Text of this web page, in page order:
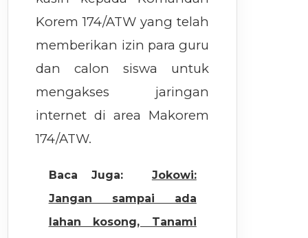
Korem 174/ATW yang telah
memberikan izin para guru
dan calon siswa untuk
mengakses jaringan
internet di area Makorem
174/ATW.
Baca Juga:
Jokowi:
Jangan sampai ada
lahan kosong, Tanami